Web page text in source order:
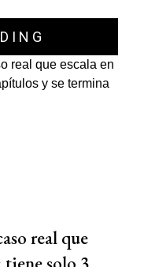
real que